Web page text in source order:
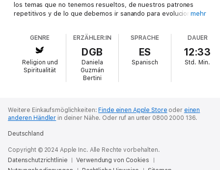
los temas que no tenemos resueltos, de nuestros patrones
repetitivos y de lo que debemos ir sanando para evolucionar
La astrología psicológica y evolutiva moderna es una
maravillosa herramienta de autoconocimiento que nos permite
descubrirnos y nos ayuda a entender no solo por qué nos toca
experimentar ciertas situaciones en la vida, sino también qué
es lo que debemos resolver para vivir una experiencia más
plena y satisfactoria.
que condicionan nuestras relaciones y que nos impiden ser más
felices en pareja; con ese fin estas páginas incluyen
terapéuticas, y múltiples consejos para sanar nuestra
autoestima y aprender a amar desde el corazón, más libres de
miedos, resentimientos y heridas de abandono. De esta forma
podremos relacionarnos y compartir de manera más sana con
mehr
GENRE
Religion und
Spiritualität
ERZÄHLER:IN
DGB
Daniela
Guzmán
Bertini
SPRACHE
ES
Spanisch
DAUER
12:33
Std. Min.
Weitere Einkaufsmöglichkeiten:Finde einen Apple Store oder einen
anderen Händler in deiner Nähe. Oder ruf an unter 0800 2000 136.
Deutschland
Copyright © 2024 Apple Inc. Alle Rechte vorbehalten.
Datenschutzrichtlinie
Verwendung von Cookies